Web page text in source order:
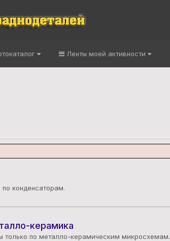
Ленты моей активности
конденсаторам.
керамика
только по металло-керамическим микросхемам.